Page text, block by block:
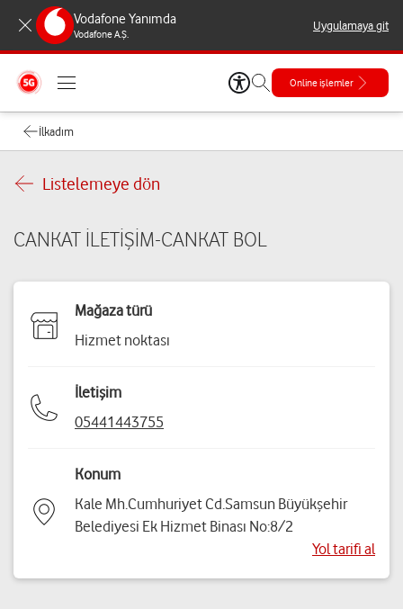
Vodafone Yanımda
Vodafone A.Ş.
Uygulamaya git
Online işlemler
İlkadım
Listelemeye dön
CANKAT İLETİŞİM-CANKAT BOL
Mağaza türü
Hizmet noktası
İletişim
05441443755
Konum
Kale Mh.Cumhuriyet Cd.Samsun Büyükşehir
Belediyesi Ek Hizmet Binası No:8/2
Yol tarifi al